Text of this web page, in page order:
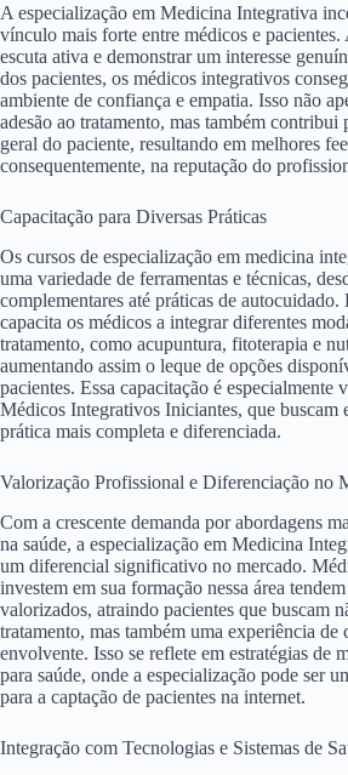
A especialização em Medicina Integrativa
vínculo mais forte entre médicos e pacientes.
escuta ativa e demonstrar um interesse
dos pacientes, os médicos integrativos
ambiente de confiança e empatia. Isso não
adesão ao tratamento, mas também contribui
geral do paciente, resultando em melhores
consequentemente, na reputação do
Capacitação para Diversas Práticas
Os cursos de especialização em medicina
uma variedade de ferramentas e técnicas,
complementares até práticas de autocuidado.
capacita os médicos a integrar diferentes
tratamento, como acupuntura, fitoterapia e
aumentando assim o leque de opções
pacientes. Essa capacitação é especialmente
Médicos Integrativos Iniciantes, que buscam
prática mais completa e diferenciada.
Valorização Profissional e Diferenciação no
Com a crescente demanda por abordagens
na saúde, a especialização em Medicina
um diferencial significativo no mercado.
investem em sua formação nessa área
valorizados, atraindo pacientes que buscam
tratamento, mas também uma experiência de
envolvente. Isso se reflete em estratégias de
para saúde, onde a especialização pode ser
para a captação de pacientes na internet.
Integração com Tecnologias e Sistemas de